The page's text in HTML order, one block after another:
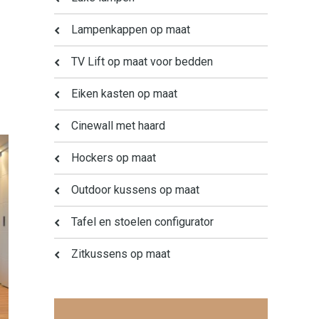
Lampenkappen op maat
TV Lift op maat voor bedden
Eiken kasten op maat
Cinewall met haard
Hockers op maat
Outdoor kussens op maat
Tafel en stoelen configurator
Zitkussens op maat